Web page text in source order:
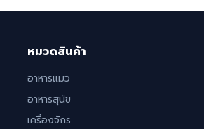
หมวดสินค้า
อาหารแมว
อาหารสุนัข
เครื่องจักร